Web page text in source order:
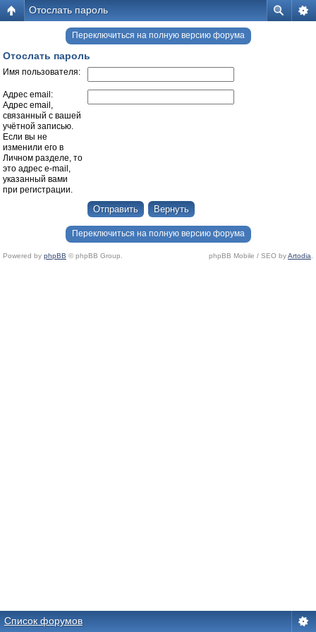
Отослать пароль
Переключиться на полную версию форума
Отослать пароль
Имя пользователя:
Адрес email:
Адрес email,
связанный с вашей
учётной записью.
Если вы не
изменили его в
Личном разделе, то
это адрес e-mail,
указанный вами
при регистрации.
Переключиться на полную версию форума
Powered by phpBB © phpBB Group. phpBB Mobile / SEO byArtodia
Список форумов